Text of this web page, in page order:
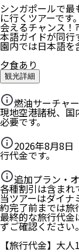
シンガポールで最
に行くツアーです
会えるチャンス
本語ガイドが同
園内では日本語を
夕食あり
観光詳細
燃油サーチャー
現地空港諸税、国
必要です。
2026年8月8日
行代金です。
追加プラン・
各種割引は含まれ
当ツアーはダイ
約完了前までは旅
最終的な旅行代
ずご確認ください
【旅行代金】大